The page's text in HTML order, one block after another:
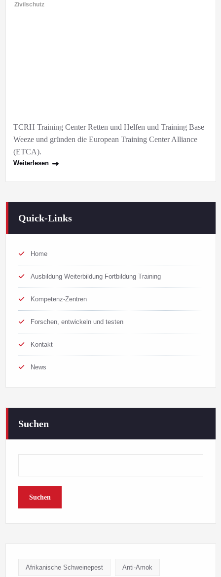
Zivilschutz
TCRH Training Center Retten und Helfen und Training Base
Weeze und gründen die European Training Center Alliance
(ETCA).
Weiterlesen
Quick-Links
Home
Ausbildung Weiterbildung Fortbildung Training
Kompetenz-Zentren
Forschen, entwickeln und testen
Kontakt
News
Suchen
Suchen
Afrikanische Schweinepest Anti-Amok